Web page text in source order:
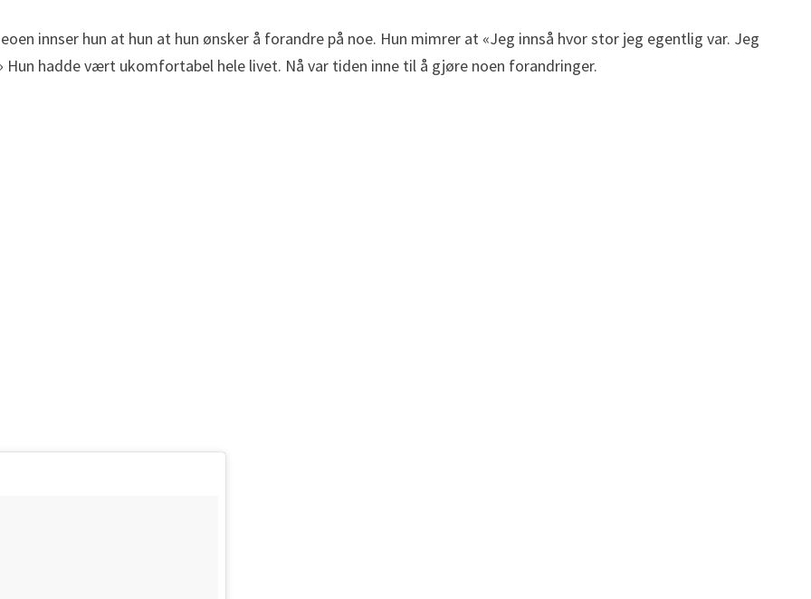
innser hun at hun at hun ønsker å forandre på noe. Hun mimrer at «Jeg innså hvor stor jeg egentlig var. Jeg
hadde vært ukomfortabel hele livet. Nå var tiden inne til å gjøre noen forandringer.